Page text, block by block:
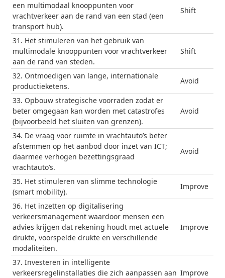
een multimodaal knooppunten voor
vrachtverkeer aan de rand van een stad (een
transport hub).
Shift
31. Het stimuleren van het gebruik van
multimodale knooppunten voor vrachtverkeer
aan de rand van steden.
Shift
32. Ontmoedigen van lange, internationale
productieketens.
Avoid
33. Opbouw strategische voorraden zodat er
beter omgegaan kan worden met catastrofes
(bijvoorbeeld het sluiten van grenzen).
Avoid
34. De vraag voor ruimte in vrachtauto’s beter
afstemmen op het aanbod door inzet van ICT;
daarmee verhogen bezettingsgraad
vrachtauto’s.
Avoid
35. Het stimuleren van slimme technologie
(smart mobility).
Improve
36. Het inzetten op digitalisering
verkeersmanagement waardoor mensen een
advies krijgen dat rekening houdt met actuele
drukte, voorspelde drukte en verschillende
modaliteiten.
Improve
37. Investeren in intelligente
verkeersregelinstallaties die zich aanpassen aan Improve